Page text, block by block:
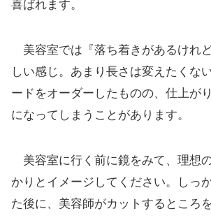
喜ばれます。
美容室では『落ち着きがあるけれ
しい感じ。あまり長さは変えたくな
ードをオーダーしたものの、仕上が
になってしまうことがあります。
美容室に行く前に鏡をみて、理想
かりとイメージしてください。しっ
た後に、美容師がカットするところ